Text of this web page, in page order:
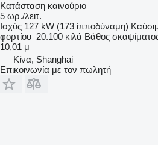
Κατάσταση καινούριο
5 ωρ./λειτ.
Ισχύς 127 kW (173 ίπποδύναμη)
φορτίου 20.100 κιλά Βάθος
10,01 μ
Κίνα, Shanghai
Επικοινωνία με τον πωλητή